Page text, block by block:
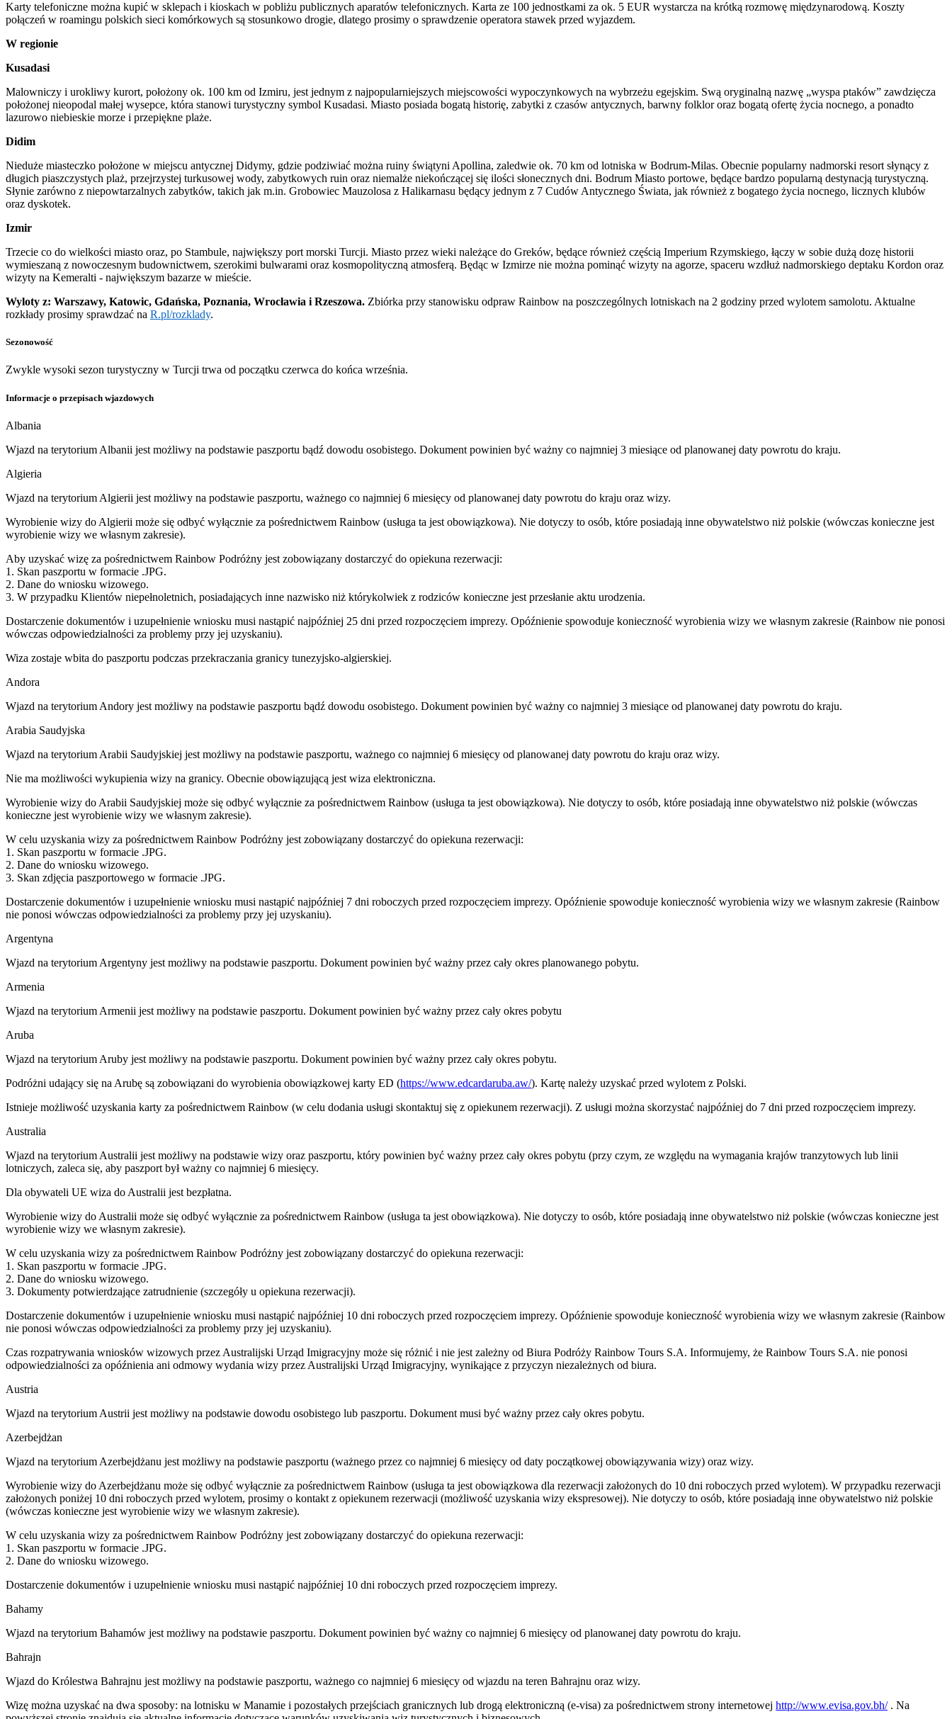
Karty telefoniczne można kupić w sklepach i kioskach w pobliżu publicznych aparatów telefonicznych. Karta ze 100 jednostkami za ok. 5 EUR wystarcza na krótką rozmowę międzynarodową. Koszty
połączeń w roamingu polskich sieci komórkowych są stosunkowo drogie, dlatego prosimy o sprawdzenie operatora stawek przed wyjazdem.
W regionie
Kusadasi
Malowniczy i urokliwy kurort, położony ok. 100 km od Izmiru, jest jednym z najpopularniejszych miejscowości wypoczynkowych na wybrzeżu egejskim. Swą oryginalną nazwę „wyspa ptaków” zawdzięcza
położonej nieopodal małej wysepce, która stanowi turystyczny symbol Kusadasi. Miasto posiada bogatą historię, zabytki z czasów antycznych, barwny folklor oraz bogatą ofertę życia nocnego, a ponadto
lazurowo niebieskie morze i przepiękne plaże.
Didim
Nieduże miasteczko położone w miejscu antycznej Didymy, gdzie podziwiać można ruiny świątyni Apollina, zaledwie ok. 70 km od lotniska w Bodrum-Milas. Obecnie popularny nadmorski resort słynący z
długich piaszczystych plaż, przejrzystej turkusowej wody, zabytkowych ruin oraz niemalże niekończącej się ilości słonecznych dni. Bodrum Miasto portowe, będące bardzo popularną destynacją turystyczną.
Słynie zarówno z niepowtarzalnych zabytków, takich jak m.in. Grobowiec Mauzolosa z Halikarnasu będący jednym z 7 Cudów Antycznego Świata, jak również z bogatego życia nocnego, licznych klubów
oraz dyskotek.
Izmir
Trzecie co do wielkości miasto oraz, po Stambule, największy port morski Turcji. Miasto przez wieki należące do Greków, będące również częścią Imperium Rzymskiego, łączy w sobie dużą dozę historii
wymieszaną z nowoczesnym budownictwem, szerokimi bulwarami oraz kosmopolityczną atmosferą. Będąc w Izmirze nie można pominąć wizyty na agorze, spaceru wzdłuż nadmorskiego deptaku Kordon oraz
wizyty na Kemeralti - największym bazarze w mieście.
Wyloty z: Warszawy, Katowic, Gdańska, Poznania, Wrocławia i Rzeszowa. Zbiórka przy stanowisku odpraw Rainbow na poszczególnych lotniskach na 2 godziny przed wylotem samolotu. Aktualne
rozkłady prosimy sprawdzać na R.pl/rozklady.
Sezonowość
Zwykle wysoki sezon turystyczny w Turcji trwa od początku czerwca do końca września.
Informacje o przepisach wjazdowych
Albania
Wjazd na terytorium Albanii jest możliwy na podstawie paszportu bądź dowodu osobistego. Dokument powinien być ważny co najmniej 3 miesiące od planowanej daty powrotu do kraju.
Algieria
Wjazd na terytorium Algierii jest możliwy na podstawie paszportu, ważnego co najmniej 6 miesięcy od planowanej daty powrotu do kraju oraz wizy.
Wyrobienie wizy do Algierii może się odbyć wyłącznie za pośrednictwem Rainbow (usługa ta jest obowiązkowa). Nie dotyczy to osób, które posiadają inne obywatelstwo niż polskie (wówczas konieczne jest
wyrobienie wizy we własnym zakresie).
Aby uzyskać wizę za pośrednictwem Rainbow Podróżny jest zobowiązany dostarczyć do opiekuna rezerwacji:
1. Skan paszportu w formacie .JPG.
2. Dane do wniosku wizowego.
3. W przypadku Klientów niepełnoletnich, posiadających inne nazwisko niż którykolwiek z rodziców konieczne jest przesłanie aktu urodzenia.
Dostarczenie dokumentów i uzupełnienie wniosku musi nastąpić najpóźniej 25 dni przed rozpoczęciem imprezy. Opóźnienie spowoduje konieczność wyrobienia wizy we własnym zakresie (Rainbow nie ponosi
wówczas odpowiedzialności za problemy przy jej uzyskaniu).
Wiza zostaje wbita do paszportu podczas przekraczania granicy tunezyjsko-algierskiej.
Andora
Wjazd na terytorium Andory jest możliwy na podstawie paszportu bądź dowodu osobistego. Dokument powinien być ważny co najmniej 3 miesiące od planowanej daty powrotu do kraju.
Arabia Saudyjska
Wjazd na terytorium Arabii Saudyjskiej jest możliwy na podstawie paszportu, ważnego co najmniej 6 miesięcy od planowanej daty powrotu do kraju oraz wizy.
Nie ma możliwości wykupienia wizy na granicy. Obecnie obowiązującą jest wiza elektroniczna.
Wyrobienie wizy do Arabii Saudyjskiej może się odbyć wyłącznie za pośrednictwem Rainbow (usługa ta jest obowiązkowa). Nie dotyczy to osób, które posiadają inne obywatelstwo niż polskie (wówczas
konieczne jest wyrobienie wizy we własnym zakresie).
W celu uzyskania wizy za pośrednictwem Rainbow Podróżny jest zobowiązany dostarczyć do opiekuna rezerwacji:
1. Skan paszportu w formacie .JPG.
2. Dane do wniosku wizowego.
3. Skan zdjęcia paszportowego w formacie .JPG.
Dostarczenie dokumentów i uzupełnienie wniosku musi nastąpić najpóźniej 7 dni roboczych przed rozpoczęciem imprezy. Opóźnienie spowoduje konieczność wyrobienia wizy we własnym zakresie (Rainbow
nie ponosi wówczas odpowiedzialności za problemy przy jej uzyskaniu).
Argentyna
Wjazd na terytorium Argentyny jest możliwy na podstawie paszportu. Dokument powinien być ważny przez cały okres planowanego pobytu.
Armenia
Wjazd na terytorium Armenii jest możliwy na podstawie paszportu. Dokument powinien być ważny przez cały okres pobytu
Aruba
Wjazd na terytorium Aruby jest możliwy na podstawie paszportu. Dokument powinien być ważny przez cały okres pobytu.
Podróżni udający się na Arubę są zobowiązani do wyrobienia obowiązkowej karty ED (https://www.edcardaruba.aw/). Kartę należy uzyskać przed wylotem z Polski.
Istnieje możliwość uzyskania karty za pośrednictwem Rainbow (w celu dodania usługi skontaktuj się z opiekunem rezerwacji). Z usługi można skorzystać najpóźniej do 7 dni przed rozpoczęciem imprezy.
Australia
Wjazd na terytorium Australii jest możliwy na podstawie wizy oraz paszportu, który powinien być ważny przez cały okres pobytu (przy czym, ze względu na wymagania krajów tranzytowych lub linii
lotniczych, zaleca się, aby paszport był ważny co najmniej 6 miesięcy.
Dla obywateli UE wiza do Australii jest bezpłatna.
Wyrobienie wizy do Australii może się odbyć wyłącznie za pośrednictwem Rainbow (usługa ta jest obowiązkowa). Nie dotyczy to osób, które posiadają inne obywatelstwo niż polskie (wówczas konieczne jest
wyrobienie wizy we własnym zakresie).
W celu uzyskania wizy za pośrednictwem Rainbow Podróżny jest zobowiązany dostarczyć do opiekuna rezerwacji:
1. Skan paszportu w formacie .JPG.
2. Dane do wniosku wizowego.
3. Dokumenty potwierdzające zatrudnienie (szczegóły u opiekuna rezerwacji).
Dostarczenie dokumentów i uzupełnienie wniosku musi nastąpić najpóźniej 10 dni roboczych przed rozpoczęciem imprezy. Opóźnienie spowoduje konieczność wyrobienia wizy we własnym zakresie (Rainbow
nie ponosi wówczas odpowiedzialności za problemy przy jej uzyskaniu).
Czas rozpatrywania wniosków wizowych przez Australijski Urząd Imigracyjny może się różnić i nie jest zależny od Biura Podróży Rainbow Tours S.A. Informujemy, że Rainbow Tours S.A. nie ponosi
odpowiedzialności za opóźnienia ani odmowy wydania wizy przez Australijski Urząd Imigracyjny, wynikające z przyczyn niezależnych od biura.
Austria
Wjazd na terytorium Austrii jest możliwy na podstawie dowodu osobistego lub paszportu. Dokument musi być ważny przez cały okres pobytu.
Azerbejdżan
Wjazd na terytorium Azerbejdżanu jest możliwy na podstawie paszportu (ważnego przez co najmniej 6 miesięcy od daty początkowej obowiązywania wizy) oraz wizy.
Wyrobienie wizy do Azerbejdżanu może się odbyć wyłącznie za pośrednictwem Rainbow (usługa ta jest obowiązkowa dla rezerwacji założonych do 10 dni roboczych przed wylotem). W przypadku rezerwacji
założonych poniżej 10 dni roboczych przed wylotem, prosimy o kontakt z opiekunem rezerwacji (możliwość uzyskania wizy ekspresowej). Nie dotyczy to osób, które posiadają inne obywatelstwo niż polskie
(wówczas konieczne jest wyrobienie wizy we własnym zakresie).
W celu uzyskania wizy za pośrednictwem Rainbow Podróżny jest zobowiązany dostarczyć do opiekuna rezerwacji:
1. Skan paszportu w formacie .JPG.
2. Dane do wniosku wizowego.
Dostarczenie dokumentów i uzupełnienie wniosku musi nastąpić najpóźniej 10 dni roboczych przed rozpoczęciem imprezy.
Bahamy
Wjazd na terytorium Bahamów jest możliwy na podstawie paszportu. Dokument powinien być ważny co najmniej 6 miesięcy od planowanej daty powrotu do kraju.
Bahrajn
Wjazd do Królestwa Bahrajnu jest możliwy na podstawie paszportu, ważnego co najmniej 6 miesięcy od wjazdu na teren Bahrajnu oraz wizy.
Wizę można uzyskać na dwa sposoby: na lotnisku w Manamie i pozostałych przejściach granicznych lub drogą elektroniczną (e-visa) za pośrednictwem strony internetowej http://www.evisa.gov.bh/. Na